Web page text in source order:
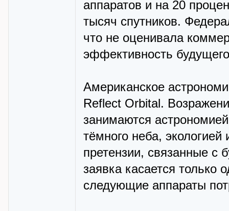
аппаратов и на 20
тысяч спутников.
что не оценивала
эффективность
Американское
Reflect Orbital.
занимаются
тёмного неба,
претензии, связанные с
заявка касается только
следующие аппараты